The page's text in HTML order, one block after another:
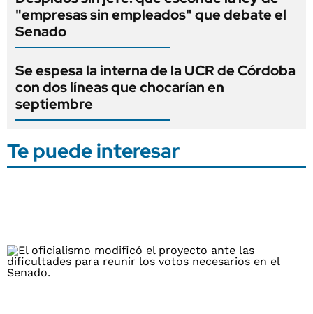
"empresas sin empleados" que debate el
Senado
Se espesa la interna de la UCR de Córdoba
con dos líneas que chocarían en
septiembre
Te puede interesar